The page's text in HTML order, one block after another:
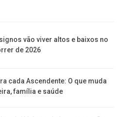
vão viver altos e baixos no
de 2026
cada Ascendente: O que muda
família e saúde